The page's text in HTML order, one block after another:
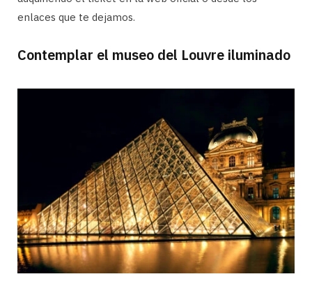
enlaces que te dejamos.
Contemplar el museo del Louvre iluminado